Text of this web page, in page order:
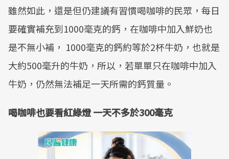
雖然如此，還是但仍建議有習慣喝咖啡的民眾，每日
要確實補充到1000毫克的鈣，在咖啡中加入鮮奶也
是不無小補， 1000毫克的鈣約等於2杯牛奶，也就是
大約500毫升的牛奶，所以，若單單只在咖啡中加入
牛奶，仍然無法補足一天所需的鈣質量。
喝咖啡也要看紅綠燈 一天不多於300毫克